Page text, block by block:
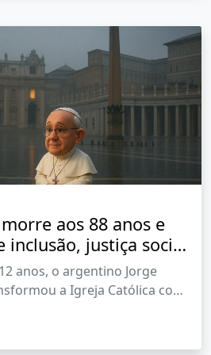
aos 88 anos e
inclusão, justiça social
meio ambiente
anos, o argentino Jorge
a Igreja Católica com
humanitário e
marginalizados